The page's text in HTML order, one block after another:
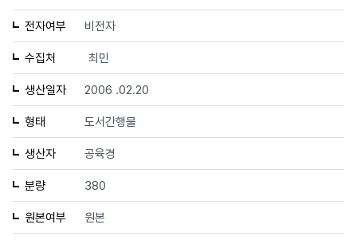
전자여부 비전자
수집처 최민
생산일자 2006 .02.20
형태 도서간행물
생산자 공육경
분량 380
원본여부 원본